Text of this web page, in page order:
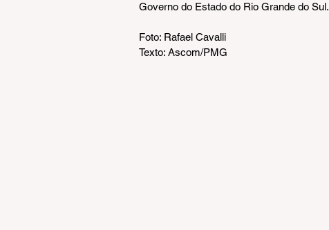
Governo do Estado do Rio Grande do Sul.
Foto: Rafael Cavalli
Texto: Ascom/PMG